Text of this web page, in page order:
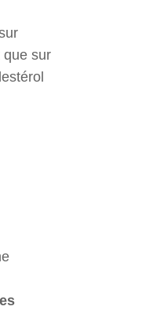
que sur